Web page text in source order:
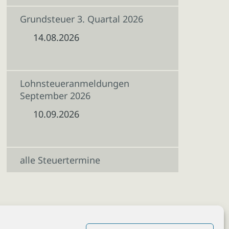
Grundsteuer 3. Quartal 2026
14.08.2026
Lohnsteueranmeldungen
September 2026
10.09.2026
alle Steuertermine